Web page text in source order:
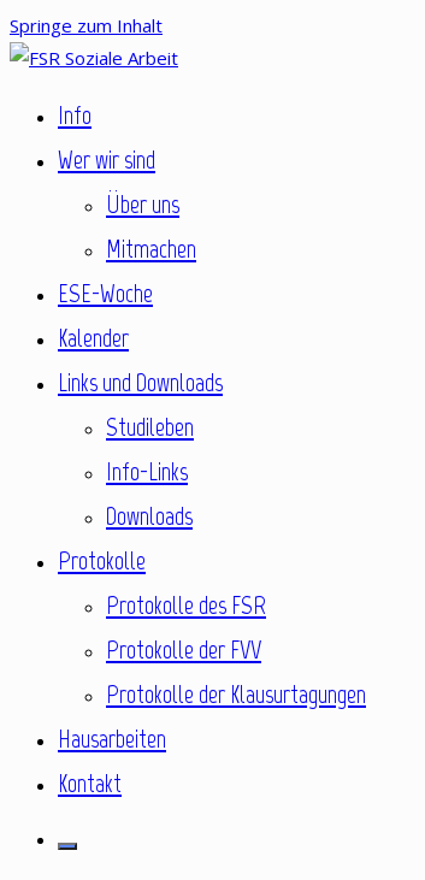
Springe zum Inhalt
FSR Soziale Arbeit
Fachschaftsrat Soziale Arbeit
Info
Wer wir sind
Über uns
Mitmachen
ESE-Woche
Kalender
Links und Downloads
Studileben
Info-Links
Downloads
Protokolle
Protokolle des FSR
Protokolle der FVV
Protokolle der Klausurtagungen
Hausarbeiten
Kontakt